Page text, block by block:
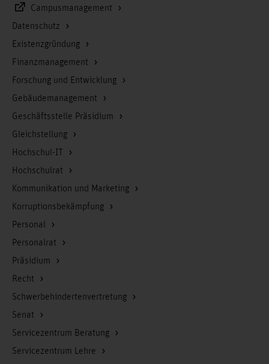
Campusmanagement
Datenschutz
Existenzgründung
Finanzmanagement
Forschung und Entwicklung
Gebäudemanagement
Geschäftsstelle Präsidium
Gleichstellung
Hochschul-IT
Hochschulrat
Kommunikation und Marketing
Korruptionsbekämpfung
Personal
Personalrat
Präsidium
Recht
Schwerbehindertenvertretung
Senat
Servicezentrum Beratung
Servicezentrum Lehre